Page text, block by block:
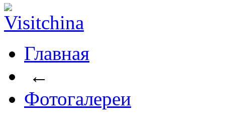
Главная
←
Фотогалереи